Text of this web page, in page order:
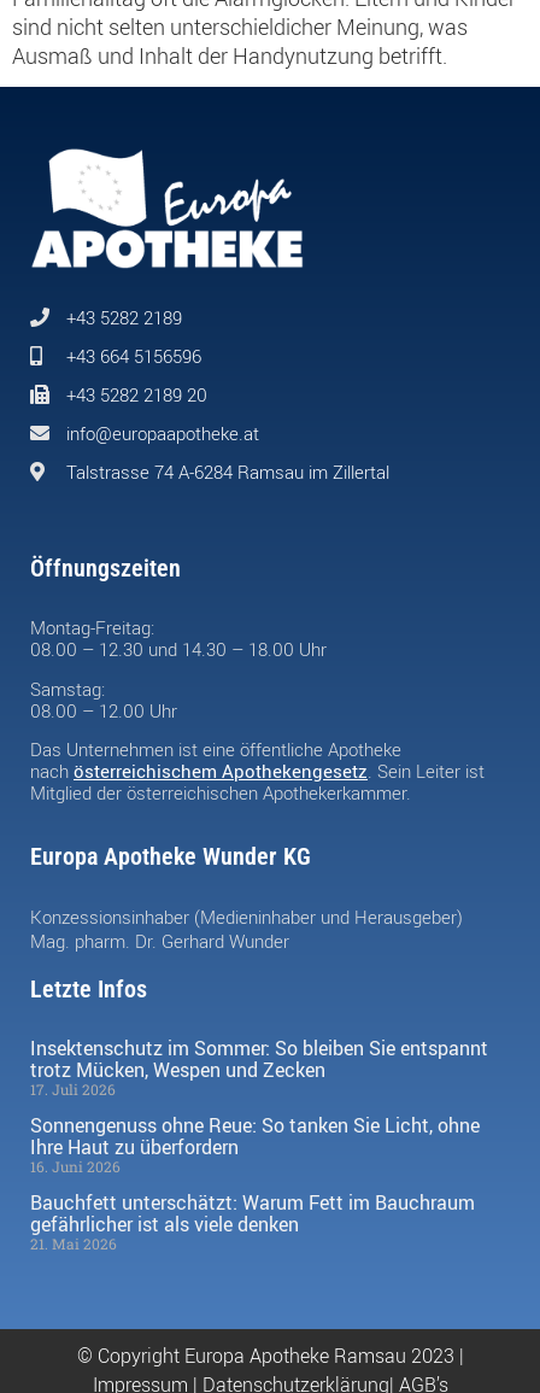
sind nicht selten unterschieldicher Meinung, was
Ausmaß und Inhalt der Handynutzung betrifft.
+43 5282 2189
+43 664 5156596
+43 5282 2189 20
info@europaapotheke.at
Talstrasse 74 A-6284 Ramsau im Zillertal
Öffnungszeiten
Montag-Freitag:
08.00 – 12.30 und 14.30 – 18.00 Uhr
Samstag:
08.00 – 12.00 Uhr
Das Unternehmen ist eine öffentliche Apotheke
nach österreichischem Apothekengesetz. Sein Leiter ist
Mitglied der österreichischen Apothekerkammer.
Europa Apotheke Wunder KG
Konzessionsinhaber (Medieninhaber und Herausgeber)
Mag. pharm. Dr. Gerhard Wunder
Letzte Infos
Insektenschutz im Sommer: So bleiben Sie entspannt
trotz Mücken, Wespen und Zecken
17. Juli 2026
Sonnengenuss ohne Reue: So tanken Sie Licht, ohne
Ihre Haut zu überfordern
16. Juni 2026
Bauchfett unterschätzt: Warum Fett im Bauchraum
gefährlicher ist als viele denken
21. Mai 2026
© Copyright Europa Apotheke Ramsau 2023 |
Impressum | Datenschutzerklärung| AGB’s